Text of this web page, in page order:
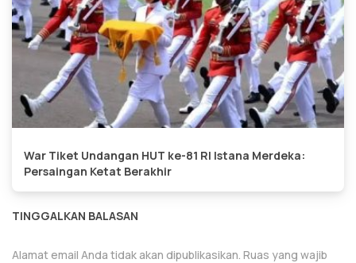
War Tiket Undangan HUT ke-81 RI Istana Merdeka:
Persaingan Ketat Berakhir
TINGGALKAN BALASAN
Alamat email Anda tidak akan dipublikasikan. Ruas yang wajib